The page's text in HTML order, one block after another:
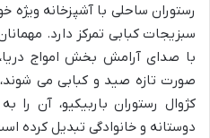
رستوران ساحلی با آشپزخانه ویژه
سبزیجات کبابی تمرکز دارد.
با صدای آرامش بخش امواج
صورت تازه صید و کبابی می
کژوال رستوران باربیکیو، آن
دوستانه و خانوادگی تبدیل کرده